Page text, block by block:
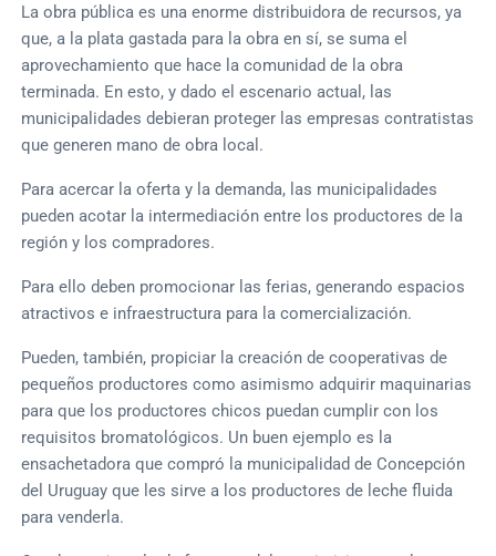
La obra pública es una enorme distribuidora de recursos, ya
que, a la plata gastada para la obra en sí, se suma el
aprovechamiento que hace la comunidad de la obra
terminada. En esto, y dado el escenario actual, las
municipalidades debieran proteger las empresas contratistas
que generen mano de obra local.
Para acercar la oferta y la demanda, las municipalidades
pueden acotar la intermediación entre los productores de la
región y los compradores.
Para ello deben promocionar las ferias, generando espacios
atractivos e infraestructura para la comercialización.
Pueden, también, propiciar la creación de cooperativas de
pequeños productores como asimismo adquirir maquinarias
para que los productores chicos puedan cumplir con los
requisitos bromatológicos. Un buen ejemplo es la
ensachetadora que compró la municipalidad de Concepción
del Uruguay que les sirve a los productores de leche fluida
para venderla.